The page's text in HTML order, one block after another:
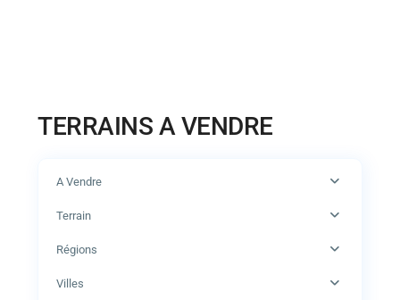
TERRAINS A VENDRE
A Vendre
Terrain
Régions
Villes